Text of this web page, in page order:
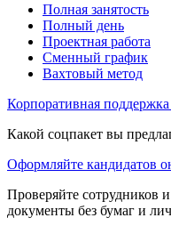
Полная занятость
Полный день
Проектная работа
Сменный график
Вахтовый метод
Корпоративная поддержка
Какой соцпакет вы
Оформляйте кандидатов
Проверяйте сотрудников
документы без бумаг и